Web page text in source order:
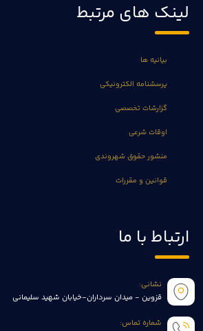
لینک های مرتبط
بیانیه ها
پرسشنامه الکترونیکی
گزارشات تخصصی
اوقات شرعی
منشور حقوق شهروندی
قوانین و مقررات
ارتباط با ما
نشانی:
قزوین - میدان سرداران-خیابان شهید سلیمانی
شماره تماس: